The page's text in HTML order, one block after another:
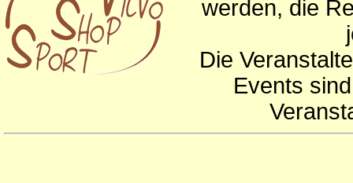
werden, die
Die
Events